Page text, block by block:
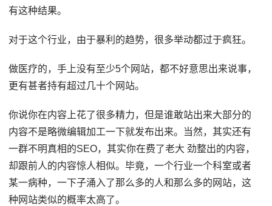
有这种结果。
对于这个行业，由于暴利的趋势，很多举动都过于疯狂。
做医疗的，手上没有至少5个网站，都不好意思出来说事，
更有甚者持有超过几十个网站。
你说你在内容上花了很多精力，但是谁敢站出来大部分的
内容不是略微编辑加工一下就发布出来。当然，其实还有
一群不明真相的SEO，其实你在费了老大 劲整出的内容，
却跟前人的内容惊人相似。毕竟，一个行业一个科室或者
某一病种，一下子涌入了那么多的人和那么多的网站，这
种网站类似的概率太高了。